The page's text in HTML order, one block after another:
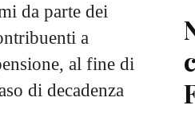
da parte dei
a
al fine di
di decadenza